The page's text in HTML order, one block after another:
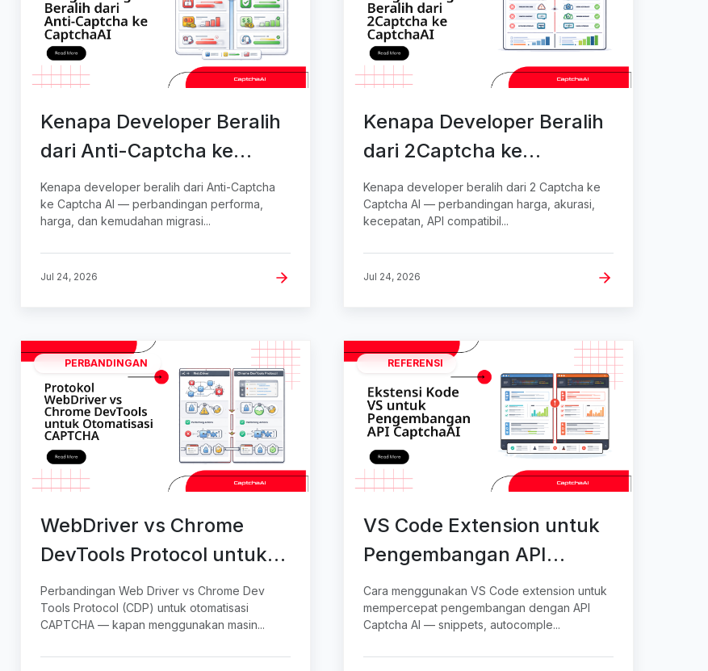
Kenapa Developer Beralih
dari Anti-Captcha ke
CaptchaAI
Kenapa developer beralih dari Anti-Captcha
ke Captcha AI — perbandingan performa,
harga, dan kemudahan migrasi...
Jul 24, 2026
Kenapa Developer Beralih
dari 2Captcha ke
CaptchaAI
Kenapa developer beralih dari 2 Captcha ke
Captcha AI — perbandingan harga, akurasi,
kecepatan, API compatibil...
Jul 24, 2026
PERBANDINGAN
WebDriver vs Chrome
DevTools Protocol untuk
Otomatisasi CAPTCHA
Perbandingan Web Driver vs Chrome Dev
Tools Protocol (CDP) untuk otomatisasi
CAPTCHA — kapan menggunakan masin...
REFERENSI
VS Code Extension untuk
Pengembangan API
CaptchaAI
Cara menggunakan VS Code extension untuk
mempercepat pengembangan dengan API
Captcha AI — snippets, autocomple...